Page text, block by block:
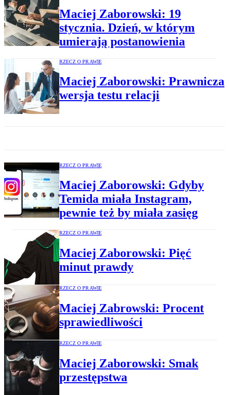
Maciej Zaborowski: 19
stycznia. Dzień, w którym
umierają postanowienia
RZECZ O PRAWIE
Maciej Zaborowski: Prawnicza
wersja testu relacji
RZECZ O PRAWIE
Maciej Zaborowski: Gdyby
Temida miała Instagram,
pewnie też by miała zasięg
RZECZ O PRAWIE
Maciej Zaborowski: Pięć
minut prawdy
RZECZ O PRAWIE
Maciej Zabrowski: Procent
sprawiedliwości
RZECZ O PRAWIE
Maciej Zaborowski: Smak
przestępstwa